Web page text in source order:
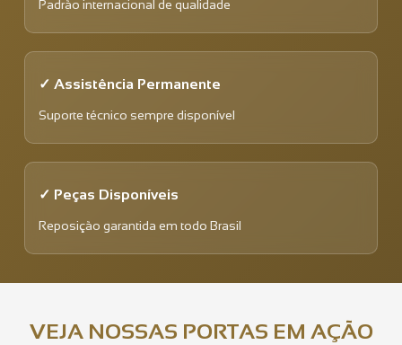
Padrão internacional de qualidade
✓ Assistência Permanente
Suporte técnico sempre disponível
✓ Peças Disponíveis
Reposição garantida em todo Brasil
VEJA NOSSAS PORTAS EM AÇÃO